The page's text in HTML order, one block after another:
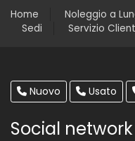
Home Noleggio a
Sedi
Servizio
Nuovo Usato
Social network